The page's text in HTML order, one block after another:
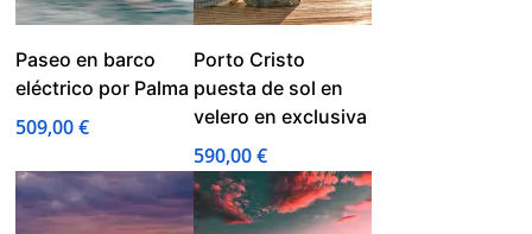
Paseo en barco
eléctrico por Palma
509,00€
Porto Cristo
puesta de sol en
velero en exclusiva
590,00€